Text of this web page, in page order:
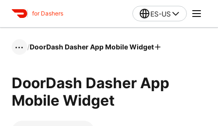
for Dashers ES-US
••• /DoorDash Dasher App Mobile Widget
DoorDash Dasher App
Mobile Widget